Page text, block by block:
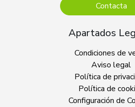
Contacta
Apartados
Condiciones de
Aviso legal
Política de
Política de
Configuración de